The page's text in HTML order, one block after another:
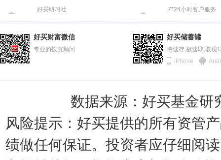
好买研习社
7*24小时客户服务
好买财富微信
专业的投资顾问
好买储蓄罐
快速存;极速取;取现
iPhone
数据来源：好买基金研
风险提示：好买提供的所有资管
绩做任何保证。投资者应仔细阅